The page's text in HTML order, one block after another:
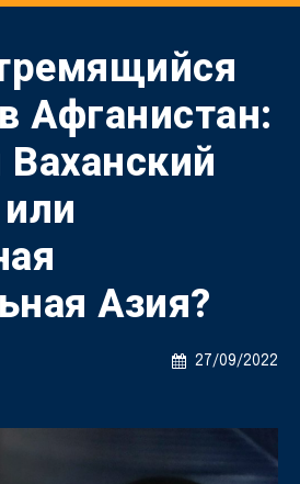
Афганистан:
Азия?
27/09/2022